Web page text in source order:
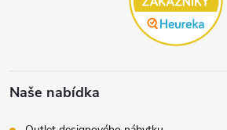
Naše nabídka